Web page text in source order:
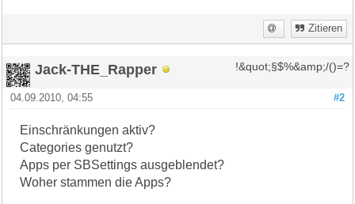
Zitieren
Jack-THE_Rapper !&quot;§$%&amp;/()=?
#2
04.09.2010, 04:55
Einschränkungen aktiv?
Categories genutzt?
Apps per SBSettings ausgeblendet?
Woher stammen die Apps?